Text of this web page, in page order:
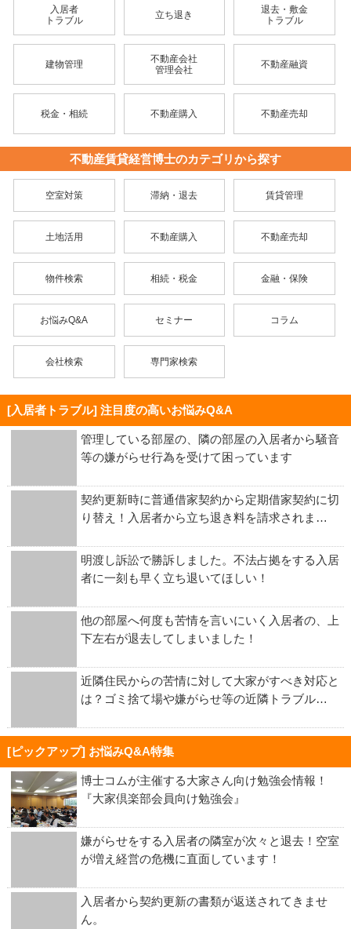
入居者
トラブル
立ち退き
退去・敷金
トラブル
建物管理
不動産会社
管理会社
不動産融資
税金・相続 不動産購入 不動産売却
不動産賃貸経営博士のカテゴリから探す
空室対策 滞納・退去 賃貸管理
土地活用 不動産購入 不動産売却
物件検索 相続・税金 金融・保険
お悩みQ&A セミナー コラム
会社検索 専門家検索
[入居者トラブル] 注目度の高いお悩みQ&A
管理している部屋の、隣の部屋の入居者から騒音
等の嫌がらせ行為を受けて困っています
契約更新時に普通借家契約から定期借家契約に切
り替え！入居者から立ち退き料を請求されま…
明渡し訴訟で勝訴しました。不法占拠をする入居
者に一刻も早く立ち退いてほしい！
他の部屋へ何度も苦情を言いにいく入居者の、上
下左右が退去してしまいました！
近隣住民からの苦情に対して大家がすべき対応と
は？ゴミ捨て場や嫌がらせ等の近隣トラブル…
[ピックアップ] お悩みQ&A特集
博士コムが主催する大家さん向け勉強会情報！
『大家倶楽部会員向け勉強会』
嫌がらせをする入居者の隣室が次々と退去！空室
が増え経営の危機に直面しています！
入居者から契約更新の書類が返送されてきませ
ん。